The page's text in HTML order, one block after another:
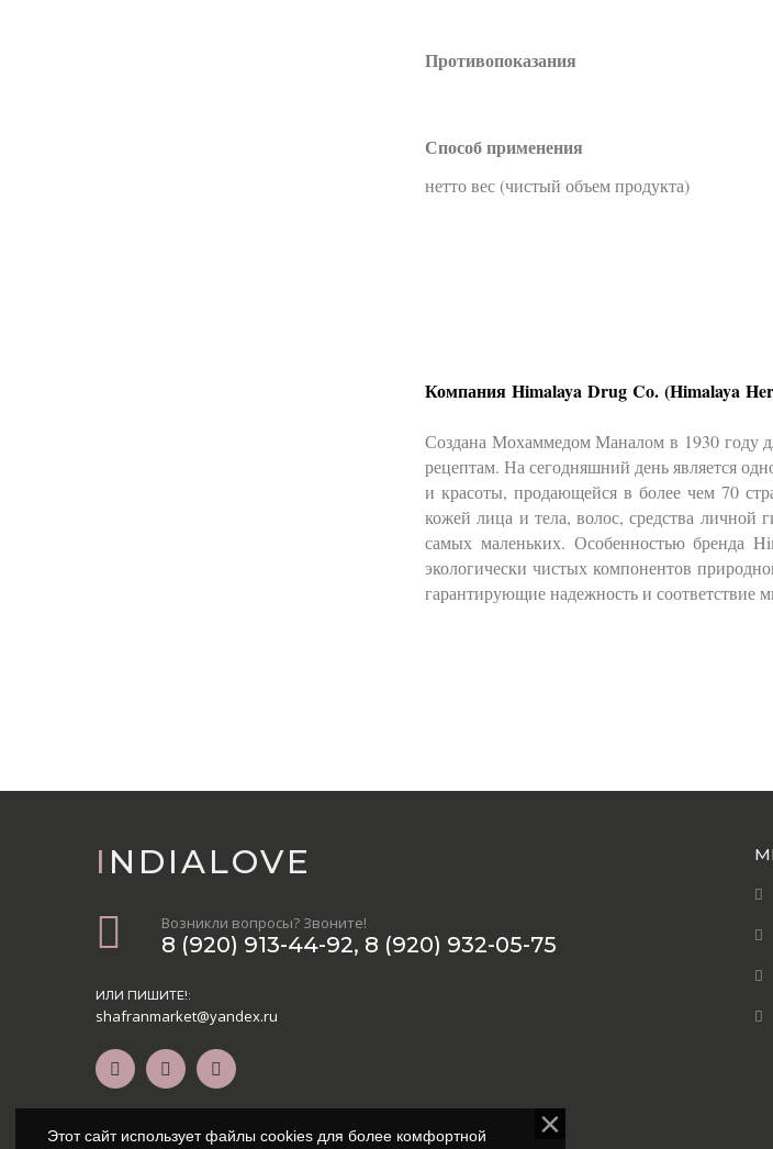
Противопоказания
Способ применения
нетто вес (чистый объем продукта)
Компания Himalaya Drug Co. (Himalaya
Создана Мохаммедом Маналом в 1930 году
рецептам. На сегодняшний день является
и красоты, продающейся в более чем 70
кожей лица и тела, волос, средства личной
самых маленьких. Особенностью бренда
экологически чистых компонентов
гарантирующие надежность и соответствие
INDIALOVE
Возникли вопросы? Звоните!
8 (920) 913-44-92, 8 (920) 932-05-75
ИЛИ ПИШИТЕ!:
shafranmarket@yandex.ru
Этот сайт использует файлы cookies для более комфортной